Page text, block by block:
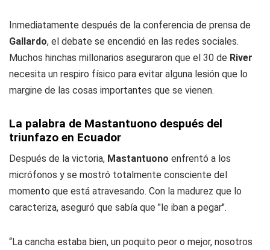
Inmediatamente después de la conferencia de prensa de
Gallardo, el debate se encendió en las redes sociales.
Muchos hinchas millonarios aseguraron que el 30 de River
necesita un respiro físico para evitar alguna lesión que lo
margine de las cosas importantes que se vienen.
La palabra de Mastantuono después del
triunfazo en Ecuador
Después de la victoria, Mastantuono enfrentó a los
micrófonos y se mostró totalmente consciente del
momento que está atravesando. Con la madurez que lo
caracteriza, aseguró que sabía que "le iban a pegar".
“La cancha estaba bien, un poquito peor o mejor, nosotros